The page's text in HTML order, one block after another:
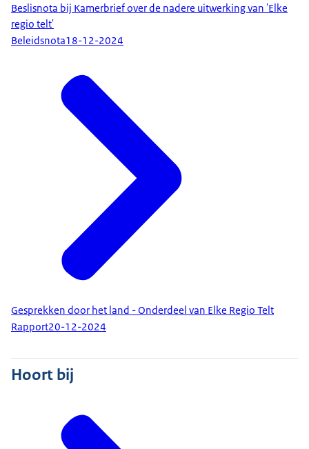
Beslisnota bij Kamerbrief over de nadere uitwerking van 'Elke
regio telt'
Beleidsnota18-12-2024
Gesprekken door het land - Onderdeel van Elke Regio Telt
Rapport20-12-2024
Hoort bij